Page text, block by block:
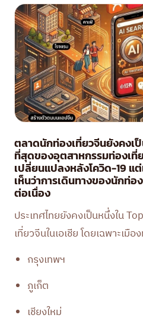
ตลาดนักท่องเที่ยวจีนยังคง
ที่สุดของอุตสาหกรรมท่องเที่
เปลี่ยนแปลงหลังโควิด-19 แ
เห็นว่าการเดินทางของนักท่
ต่อเนื่อง
ประเทศไทยยังคงเป็นหนึ่งใน
เที่ยวจีนในเอเชีย โดยเฉพาะเมื
กรุงเทพฯ
ภูเก็ต
เชียงใหม่